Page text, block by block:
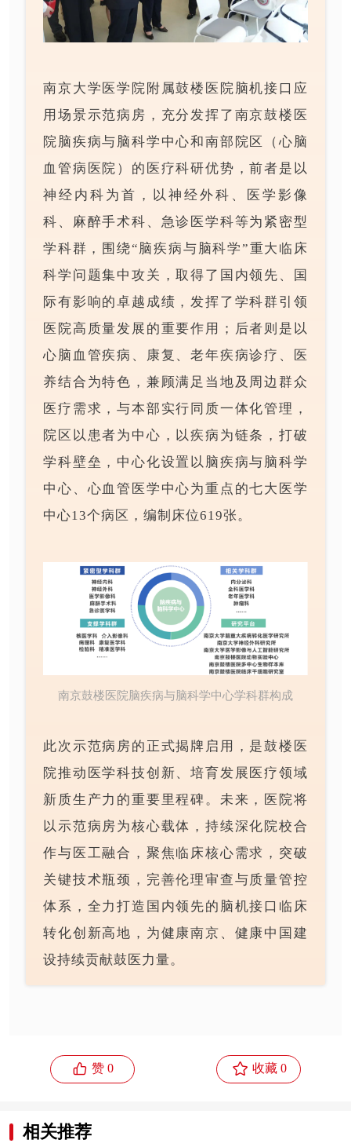
南京大学医学院附属鼓楼医院脑机接口应
用场景示范病房，充分发挥了南京鼓楼医
院脑疾病与脑科学中心和南部院区（心脑
血管病医院）的医疗科研优势，前者是以
神经内科为首，以神经外科、医学影像
科、麻醉手术科、急诊医学科等为紧密型
学科群，围绕“脑疾病与脑科学”重大临床
科学问题集中攻关，取得了国内领先、国
际有影响的卓越成绩，发挥了学科群引领
医院高质量发展的重要作用；后者则是以
心脑血管疾病、康复、老年疾病诊疗、医
养结合为特色，兼顾满足当地及周边群众
医疗需求，与本部实行同质一体化管理，
院区以患者为中心，以疾病为链条，打破
学科壁垒，中心化设置以脑疾病与脑科学
中心、心血管医学中心为重点的七大医学
中心13个病区，编制床位619张。
南京鼓楼医院脑疾病与脑科学中心学科群构成
此次示范病房的正式揭牌启用，是鼓楼医
院推动医学科技创新、培育发展医疗领域
新质生产力的重要里程碑。未来，医院将
以示范病房为核心载体，持续深化院校合
作与医工融合，聚焦临床核心需求，突破
关键技术瓶颈，完善伦理审查与质量管控
体系，全力打造国内领先的脑机接口临床
转化创新高地，为健康南京、健康中国建
设持续贡献鼓医力量。
 赞 0  收藏 0
相关推荐